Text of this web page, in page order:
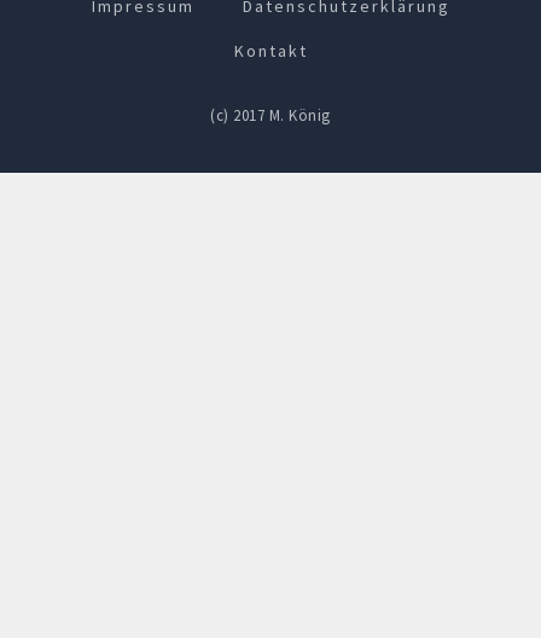
Impressum Datenschutzerklärung
Kontakt
(c) 2017 M. König